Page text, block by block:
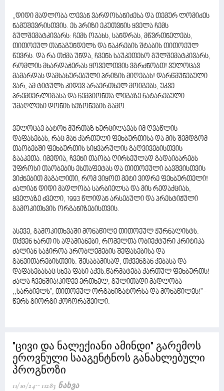
„დიდი მადლობა ლევან ვარდოსანიძესა და თემურ ლომიძეს
ნამუშევრისთვის. ეს პრიზი ეკუთვნის ყველა ჩემს
გულშემატკივარს: ჩემს ოჯახს, სანდრას, მწვრთნელებს,
თითოეულ თანაგუნდელს და ნაკრების შტაბის თითოეულ
წევრს. და რა თქმა უნდა, ჩვენს საუკეთესო გულშემატკივარს,
რომლის მხარდაჭერას ყოველთვის ვგრძნობთ! ვულოცავ
მამარდას დამსახურებული პრიზის მიღებას! დარწმუნებული
ვარ, ამ ტიტულს კიდევ არაერთხელ მოიგებს, უკვე
პრემიერლიგასა და ჩემპიონთა ლიგაზე ჩატარებული
უმაღლესი დონის სეზონების გამო.
ვულოცავ ბატონ მურთაზ ხურცილავას იმ ღვაწლის
დაფასებას, რაც მან ქართული ფეხბურთისა და მის შემდგომ
თაობებში ფეხბურთის სიყვარულის გაღვივებისთვის
გააკეთა. იმედია, ჩვენი თაობა ღირსეულად გადაიბარებს
უფროსი თაობების ესთაფეტას და თითოეული ბავშვისთვის
ვიქნებით მაგალითი, რომ ვიყოთ მეტი ვიდრე ფეხბურთელი!
ძალიან დიდი მადლობა სარბიელსა და მის რედაქციას,
ყველაზე ძველი, 1993 წლიდან არსებული და პრესტიჟული
გამოკითხვის ორგანიზებისთვის.
ასევე, გამოკითხვაში მონაწილე თითოეულ ჟურნალისტს.
თქვენ ხართ ის ადამიანები, რომელთა ობიექტური კრიტიკა
ძალიან საჭიროა პრობლემების შეფასებისა და
განვითარებისთვის. შესაბამისად, თქვენგან ქებასა და
დაფასებასაც სხვა ფასი აქვს.წარმატება ქართულ ფეხბურთს!
ძალა ჩვენშია!კიდევ ერთხელ, გულითადი მადლობა
,,სარბიელს'', თითოეულ ორგანიზატორსა და მონაწილეს!" -
წერს გიორგი ქოჩორაშვილი.
"ცივი და ნალექიანი ამინდი" გარემოს
ეროვნული სააგენტნოს განახლებული
პროგნოზი
11/10/24 11283 Ნახვა